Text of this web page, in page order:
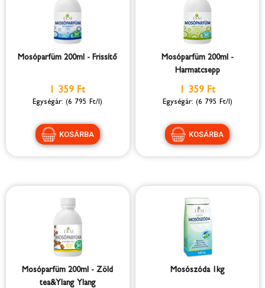
Mosóparfüm 200ml - Frissítő
1 359 Ft
(6 795 Ft/l)
Mosóparfüm 200ml -
Harmatcsepp
1 359 Ft
(6 795 Ft/l)
Mosóparfüm 200ml - Zöld
tea&Ylang Ylang
Mosószóda 1kg